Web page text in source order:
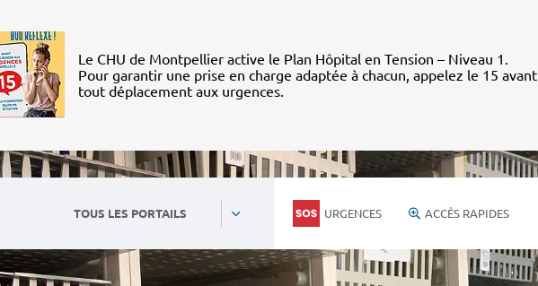
Le CHU de Montpellier active le Plan Hôpital en Tension – Niveau 1.
Pour garantir une prise en charge adaptée à chacun, appelez le 15 avant
tout déplacement aux urgences.
TOUS LES PORTAILS URGENCES ACCÈS RAPIDES